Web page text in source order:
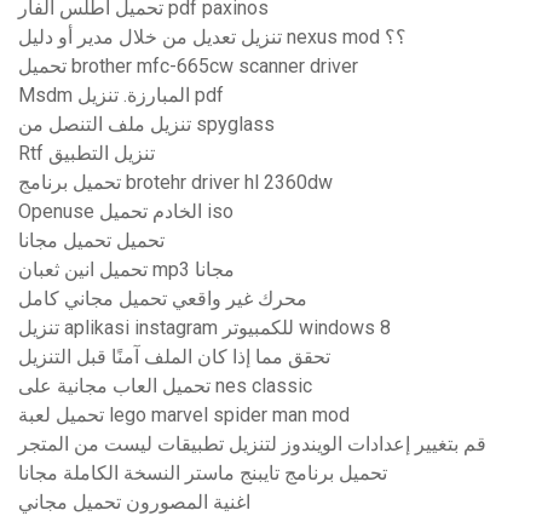
تحميل اطلس الفأر pdf paxinos
تنزيل تعديل من خلال مدير أو دليل nexus mod ؟؟
تحميل brother mfc-665cw scanner driver
Msdm المبارزة. تنزيل pdf
تنزيل ملف التنصل من spyglass
Rtf تنزيل التطبيق
تحميل برنامج brotehr driver hl 2360dw
Openuse الخادم تحميل iso
تحميل تحميل مجانا
تحميل انين ثعبان mp3 مجانا
محرك غير واقعي تحميل مجاني كامل
تنزيل aplikasi instagram للكمبيوتر windows 8
تحقق مما إذا كان الملف آمنًا قبل التنزيل
تحميل العاب مجانية على nes classic
تحميل لعبة lego marvel spider man mod
قم بتغيير إعدادات الويندوز لتنزيل تطبيقات ليست من المتجر
تحميل برنامج تايبنج ماستر النسخة الكاملة مجانا
اغنية المصورون تحميل مجاني